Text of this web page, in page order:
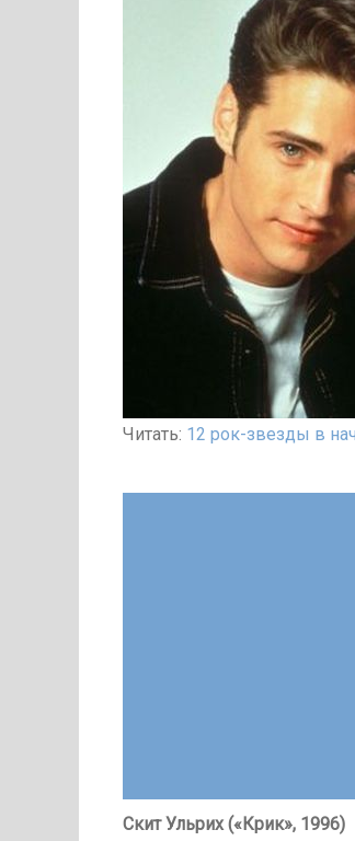
Читать: 12 рок-звезды в
Скит Ульрих («Крик», 1996)